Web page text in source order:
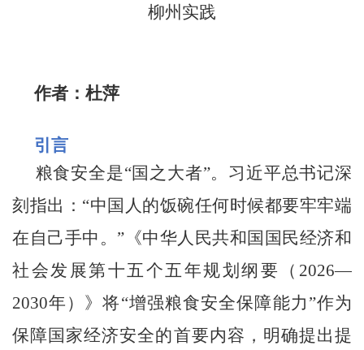
柳州实践
作者：杜萍
引言
粮食安全是“国之大者”。习近平总书记深
刻指出：“中国人的饭碗任何时候都要牢牢端
在自己手中。”《中华人民共和国国民经济和
社会发展第十五个五年规划纲要（2026—
2030年）》将“增强粮食安全保障能力”作为
保障国家经济安全的首要内容，明确提出提